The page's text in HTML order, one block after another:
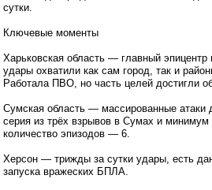
сутки.
Ключевые моменты
Харьковская область — главный эпицентр
удары охватили как сам город, так и
Работала ПВО, но часть целей достигли
Сумская область — массированные атаки
серия из трёх взрывов в Сумах и
количество эпизодов — 6.
Херсон — трижды за сутки удары, есть
запуска вражеских БПЛА.